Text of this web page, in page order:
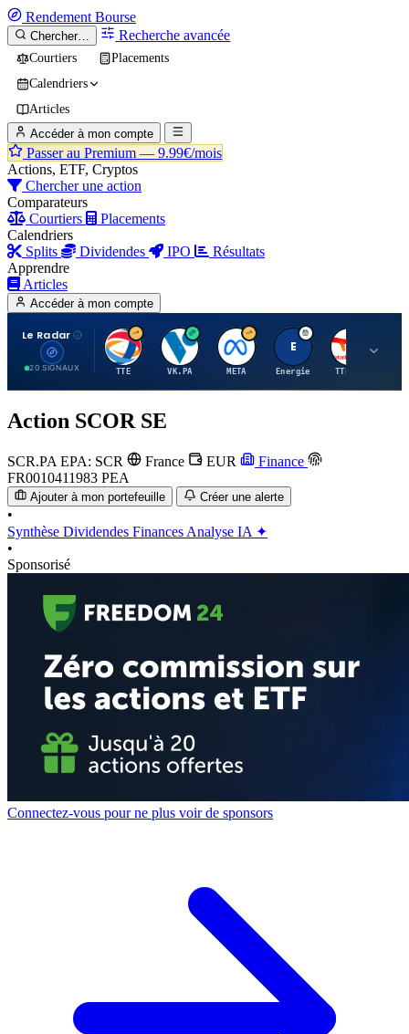
Rendement Bourse
Chercher… Recherche avancée
Courtiers
Placements
Calendriers
Articles
Accéder à mon compte
Passer au Premium — 9.99€/mois
Actions, ETF, Cryptos
Chercher une action
Comparateurs
Courtiers
Placements
Calendriers
Splits
Dividendes IPO
Résultats
Apprendre
Articles
Accéder à mon compte
Le Radar
20 SIGNAUX
T
TTE
V
VK.PA
M
META
E
Energie
T
TTE.PA
Action SCOR SE
SCR.PA EPA: SCR France EUR
Finance
FR0010411983 PEA
Ajouter à mon portefeuille Créer une alerte
•
Synthèse Dividendes Finances Analyse IA ✦
•
Sponsorisé
Connectez-vous pour ne plus voir de sponsors